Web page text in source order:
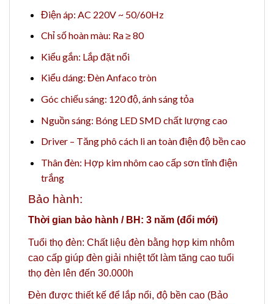
Điện áp: AC 220V ~ 50/60Hz
Chỉ số hoàn màu: Ra ≥ 80
Kiểu gắn: Lắp đặt nổi
Kiểu dáng: Đèn Anfaco tròn
Góc chiếu sáng: 120 độ, ánh sáng tỏa
Nguồn sáng: Bóng LED SMD chất lượng cao
Driver – Tăng phô cách li an toàn điện độ bền cao
Thân đèn: Hợp kim nhôm cao cấp sơn tĩnh điện
trắng
Bảo hành:
Thời gian bảo hành / BH: 3 năm (đổi mới)
Tuổi thọ đèn: Chất liệu đèn bằng hợp kim nhôm
cao cấp giúp đèn giải nhiệt tốt làm tăng cao tuổi
thọ đèn lên đến 30.000h
Đèn được thiết kế để lắp nổi, độ bền cao (Bảo